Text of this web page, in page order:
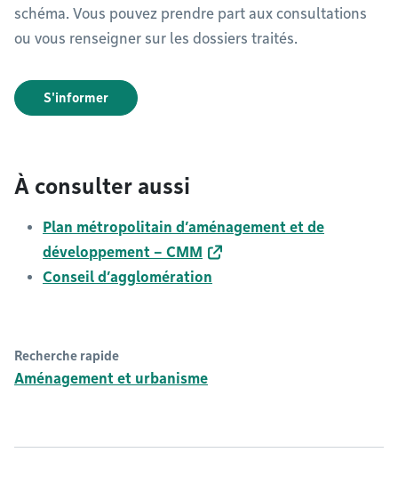
schéma. Vous pouvez prendre part aux consultations
ou vous renseigner sur les dossiers traités.
S'informer
À consulter aussi
Plan métropolitain d’aménagement et de
développement – CMM
Conseil d’agglomération
Recherche rapide
Aménagement et urbanisme